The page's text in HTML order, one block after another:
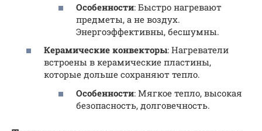
Особенности: Быстро нагревают
предметы, а не воздух.
Энергоэффективны, бесшумны.
Керамические конвекторы: Нагреватели
встроены в керамические пластины,
которые дольше сохраняют тепло.
Особенности: Мягкое тепло, высокая
безопасность, долговечность.